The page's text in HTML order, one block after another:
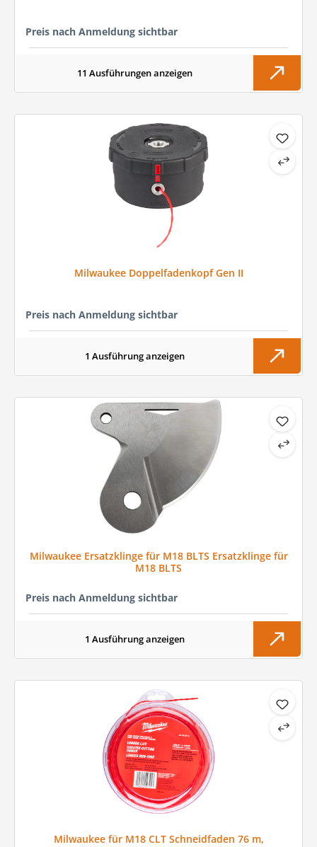
Preis nach Anmeldung sichtbar
11 Ausführungen anzeigen
Milwaukee Doppelfadenkopf Gen II
Preis nach Anmeldung sichtbar
1 Ausführung anzeigen
Milwaukee Ersatzklinge für M18 BLTS Ersatzklinge für
M18 BLTS
Preis nach Anmeldung sichtbar
1 Ausführung anzeigen
Milwaukee für M18 CLT Schneidfaden 76 m,